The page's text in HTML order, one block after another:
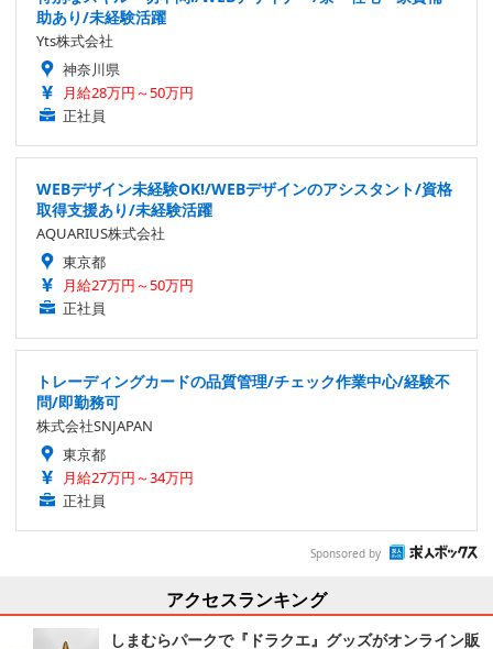
助あり/未経験活躍
Yts株式会社
神奈川県
月給28万円～50万円
正社員
WEBデザイン未経験OK!/WEBデザインのアシスタント/資格
取得支援あり/未経験活躍
AQUARIUS株式会社
東京都
月給27万円～50万円
正社員
トレーディングカードの品質管理/チェック作業中心/経験不
問/即勤務可
株式会社SNJAPAN
東京都
月給27万円～34万円
正社員
Sponsored by
アクセスランキング
しまむらパークで『ドラクエ』グッズがオンライン販